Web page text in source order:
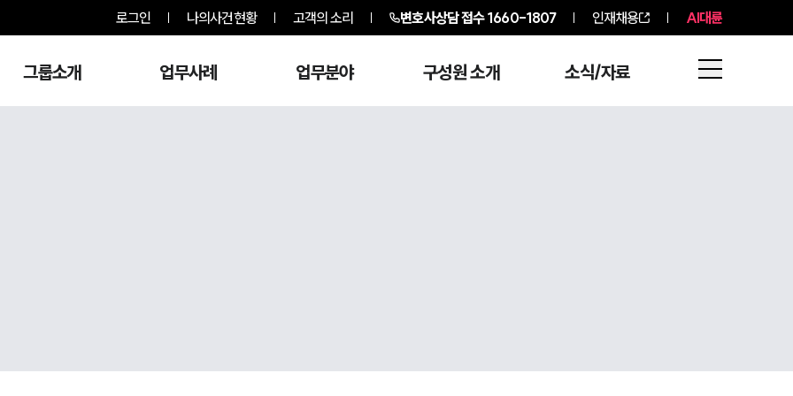
로그인 나의사건현황 고객의 소리 변호사상담 접수1660-1807 인재채용 AI대륜
그룹소개 업무사례 업무분야 구성원 소개 소식/자료